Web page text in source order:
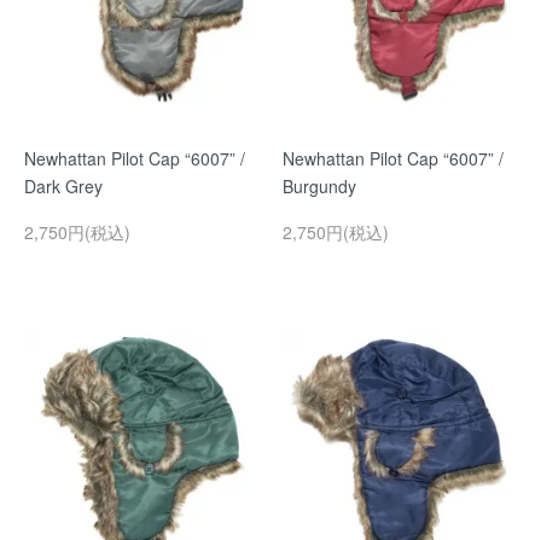
Newhattan Pilot Cap “6007” /
Dark Grey
2,750円(税込)
Newhattan Pilot Cap “6007” /
Burgundy
2,750円(税込)